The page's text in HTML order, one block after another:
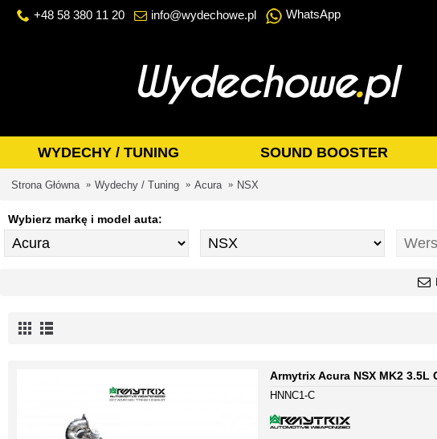
+48 58 380 11 20 info@wydechowe.pl WhatsApp
WYDECHY / TUNING SOUND BOOSTER
Strona Główna Wydechy / Tuning Acura NSX
Wybierz markę i model auta:
Armytrix Acura NSX MK2 3.5L
HNNC1-C